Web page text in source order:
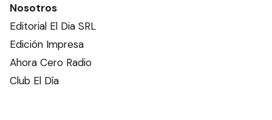
Nosotros
Editorial El Dia SRL
Edición Impresa
Ahora Cero Radio
Club El Día